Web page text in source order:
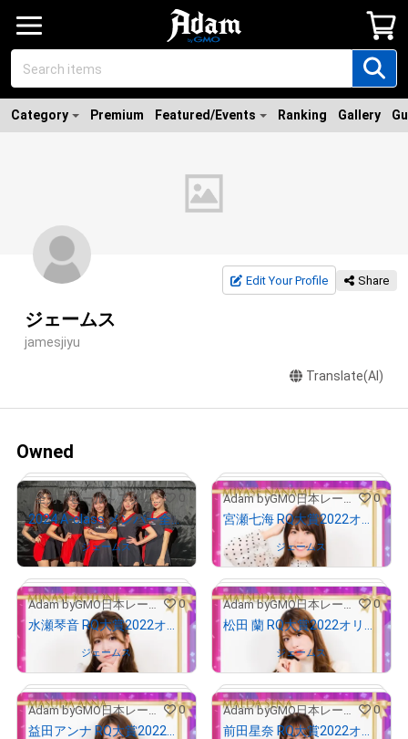
Category Premium Featured/Events Ranking Gallery
Edit Your Profile Share
ジェームス
jamesjiyu
Translate(AI)
Owned
「全力アピール～アダムシアター～」NFTストア 0
2024 A-class メンバー全員のサイン入り写真
Owned by ジェームス
# 659/1000
Adam byGMO日本レースクイーン大賞2022 0
宮瀬七海 RQ大賞2022オリジナルNFTトレカ
Owned by ジェームス
Adam byGMO日本レースクイーン大賞2022 0
水瀬琴音 RQ大賞2022オリジナルNFTトレカ
ジェームス
Adam byGMO日本レースクイーン大賞2022 0
松田 蘭 RQ大賞2022オリジナルNFTトレカ
ジェームス
Adam byGMO日本レースクイーン大賞2022 0
益田アンナ RQ大賞2022オリジナルNFTトレカ
Adam byGMO日本レースクイーン大賞2022 0
前田星奈 RQ大賞2022オリジナルNFTトレカ